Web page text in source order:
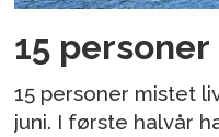
15
15 personer mistet
juni. I første halvår